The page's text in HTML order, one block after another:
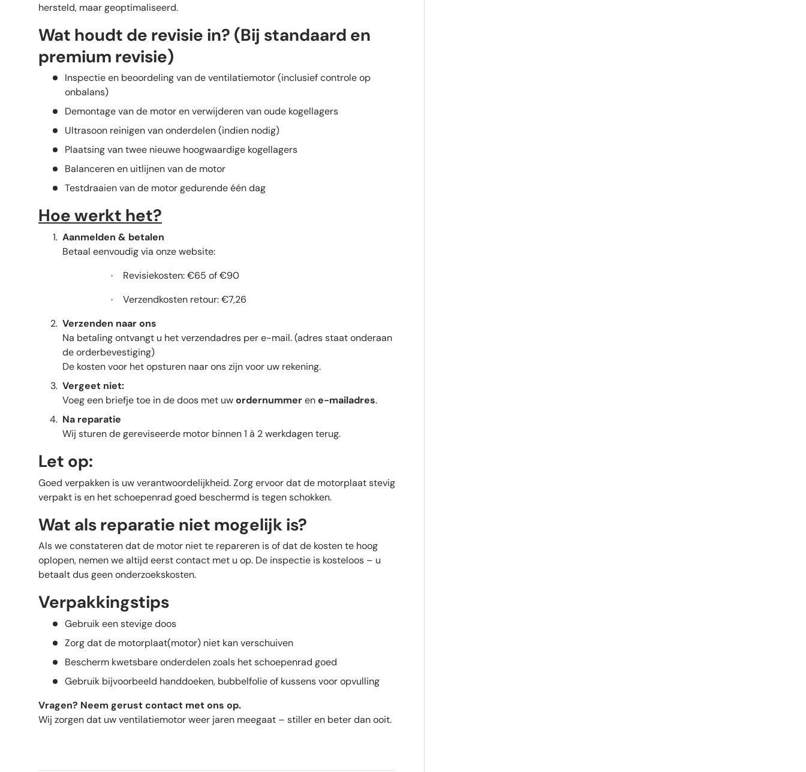
hersteld, maar geoptimaliseerd.
Wat houdt de revisie in? (Bij standaard en
premium revisie)
Inspectie en beoordeling van de ventilatiemotor (inclusief controle op
onbalans)
Demontage van de motor en verwijderen van oude kogellagers
Ultrasoon reinigen van onderdelen (indien nodig)
Plaatsing van twee nieuwe hoogwaardige kogellagers
Balanceren en uitlijnen van de motor
Testdraaien van de motor gedurende één dag
Hoe werkt het?
Aanmelden & betalen
Betaal eenvoudig via onze website:
· Revisiekosten: €65 of €90
·
Verzendkosten retour: €7,26
Verzenden naar ons
Na betaling ontvangt u het verzendadres per e-mail. (adres staat onderaan
de orderbevestiging)
De kosten voor het opsturen naar ons zijn voor uw rekening.
Vergeet niet:
Voeg een briefje toe in de doos met uwordernummerene-mailadres.
Na reparatie
Wij sturen de gereviseerde motor binnen 1 à 2 werkdagen terug.
Let op:
Goed verpakken is uw verantwoordelijkheid. Zorg ervoor dat de motorplaat stevig
verpakt is en het schoepenrad goed beschermd is tegen schokken.
Wat als reparatie niet mogelijk is?
Als we constateren dat de motor niet te repareren is of dat de kosten te hoog
oplopen, nemen we altijd eerst contact met u op. De inspectie is kosteloos – u
betaalt dus geen onderzoekskosten.
Verpakkingstips
Gebruik een stevige doos
Zorg dat de motorplaat(motor) niet kan verschuiven
Bescherm kwetsbare onderdelen zoals het schoepenrad goed
Gebruik bijvoorbeeld handdoeken, bubbelfolie of kussens voor opvulling
Vragen? Neem gerust contact met ons op.
Wij zorgen dat uw ventilatiemotor weer jaren meegaat – stiller en beter dan ooit.